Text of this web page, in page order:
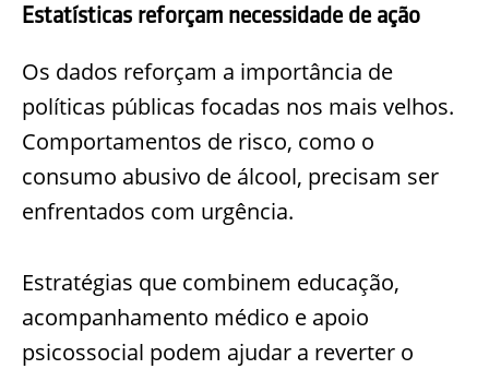
Estatísticas reforçam necessidade de ação
Os dados reforçam a importância de
políticas públicas focadas nos mais velhos.
Comportamentos de risco, como o
consumo abusivo de álcool, precisam ser
enfrentados com urgência.
Estratégias que combinem educação,
acompanhamento médico e apoio
psicossocial podem ajudar a reverter o